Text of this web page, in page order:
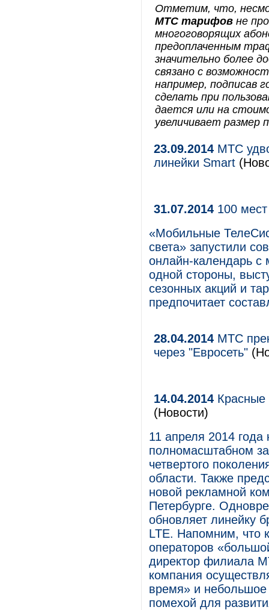
Отметим, что,
МТС тарифов не
многоговорящих
предоплаченным
значительно более
связано с
например, подписав
сделать при
дается или на
увеличивает размер
23.09.2014 МТС
линейки Smart
31.07.2014 100
«Мобильные
света» запустили
онлайн-календарь с
одной стороны,
сезонных акций и
предпочитает
28.04.2014 МТС
через "Евросеть"
14.04.2014 Красные
(Новости)
11 апреля 2014
полномасштабном
четвертого
области. Также
новой рекламной
Петербурге.
обновляет линейку
LTE. Напомним, что
операторов
директор филиала
компания
время» и небольшое
помехой для